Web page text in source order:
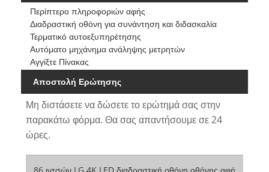
Περίπτερο πληροφοριών αφής
Διαδραστική οθόνη για συνάντηση και διδασκαλία
Τερματικό αυτοεξυπηρέτησης
Αυτόματο μηχάνημα ανάληψης μετρητών
Αγγίξτε Πίνακας
Αποστολή Ερώτησης
Μη διστάσετε να δώσετε το ερώτημά σας στην
παρακάτω φόρμα. Θα σας απαντήσουμε σε 24
ώρες.